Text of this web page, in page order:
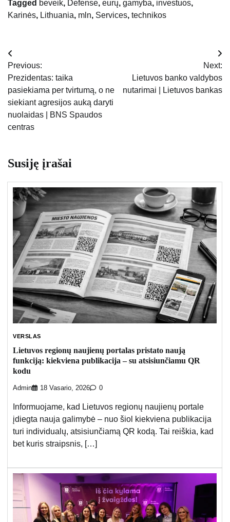
Tagged beveik, Defense, eurų, gamyba, investuos,
Karinės, Lithuania, mln, Services, technikos
Navigacija
tarp
įrašų
Previous:
Prezidentas: taika
pasiekiama per tvirtumą, o ne
siekiant agresijos auką daryti
nuolaidas | BNS Spaudos
centras
Next:
Lietuvos banko valdybos
nutarimai | Lietuvos bankas
Susiję įrašai
VERSLAS
Lietuvos regionų naujienų portalas pristato naują
funkciją: kiekviena publikacija – su atsisiunčiamu QR
kodu
Admin 18 Vasario, 2026 0
Informuojame, kad Lietuvos regionų naujienų portale
įdiegta nauja galimybė – nuo šiol kiekviena publikacija
turi individualų, atsisiunčiamą QR kodą. Tai reiškia, kad
bet kuris straipsnis, […]